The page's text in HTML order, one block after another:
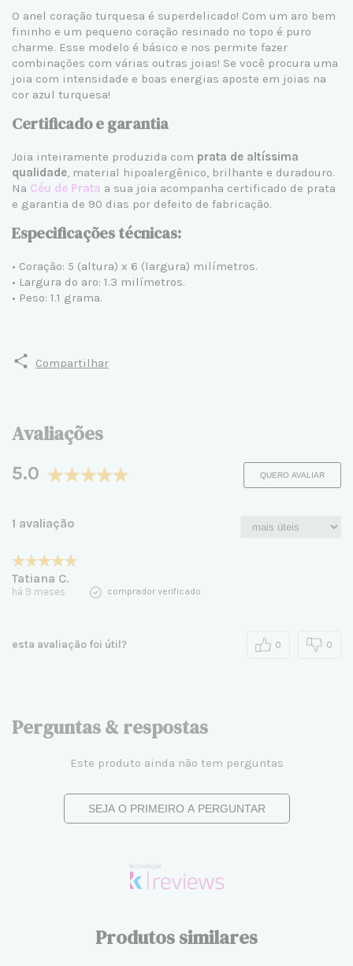
O anel coração turquesa é superdelicado! Com um aro bem
fininho e um pequeno coração resinado no topo é puro
charme. Esse modelo é básico e nos permite fazer
combinações com várias outras joias! Se você procura uma
joia com intensidade e boas energias aposte em joias na
cor azul turquesa!
Certificado e garantia
Joia inteiramente produzida com prata de altíssima
qualidade, material hipoalergênico, brilhante e duradouro.
Na Céu de Prata a sua joia acompanha certificado de prata
e garantia de 90 dias por defeito de fabricação.
Especificações técnicas:
• Coração: 5 (altura) x 6 (largura) milímetros.
• Largura do aro: 1.3 milímetros.
• Peso: 1.1 grama.
Compartilhar
Avaliações
5.0 QUERO AVALIAR
1 avaliação
Tatiana C.
há 9 meses comprador verificado
esta avaliação foi útil? 0 0
Perguntas & respostas
Este produto ainda não tem perguntas
SEJA O PRIMEIRO A PERGUNTAR
Produtos similares